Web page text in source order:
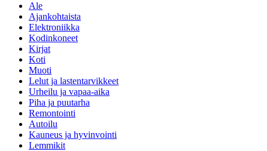
Ale
Ajankohtaista
Elektroniikka
Kodinkoneet
Kirjat
Koti
Muoti
Lelut ja lastentarvikkeet
Urheilu ja vapaa-aika
Piha ja puutarha
Remontointi
Autoilu
Kauneus ja hyvinvointi
Lemmikit